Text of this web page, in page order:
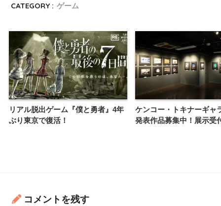
CATEGORY : ゲーム
リアル脱出ゲーム『僕と勇者』4年
ぶり東京で復活！
ケンコー・トキナーギャ
発表作品募集中！展示受
コメントを残す